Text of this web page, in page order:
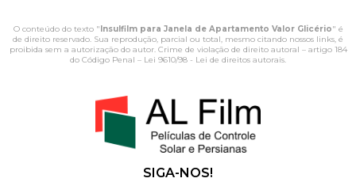
O conteúdo do texto " Insulfilm para Janela de Apartamento Valor Glicério" é
de direito reservado. Sua reprodução, parcial ou total, mesmo citando nossos links, é
proibida sem a autorização do autor. Crime de violação de direito autoral – artigo 184
do Código Penal – Lei 9610/98 - Lei de direitos autorais.
SIGA-NOS!